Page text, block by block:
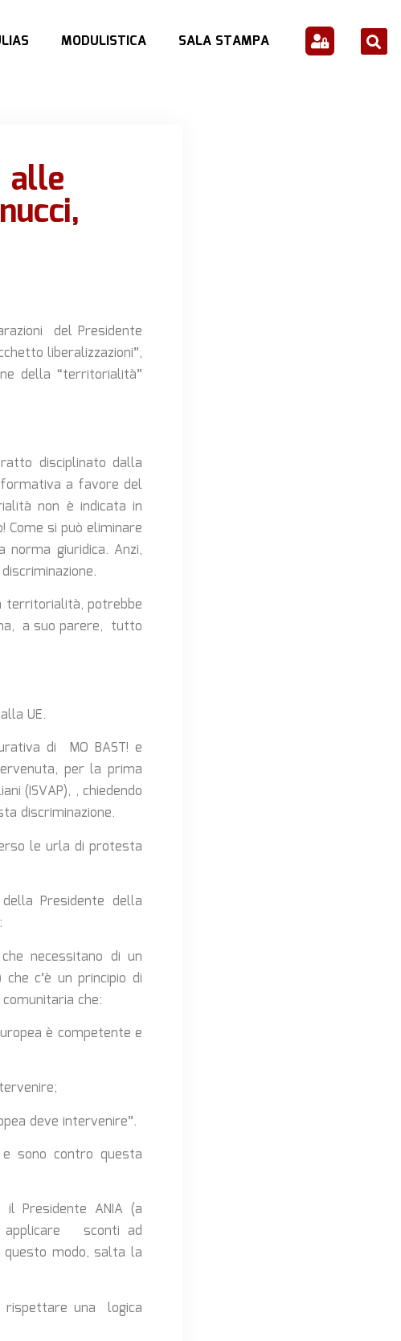
MODULISTICA SALA STAMPA
alle
del Presidente
liberalizzazioni”,
della “territorialità”
disciplinato dalla
a favore del
non è indicata in
Come si può eliminare
giuridica. Anzi,
territorialità, potrebbe
a suo parere, tutto
UE.
di MO BAST! e
per la prima
(ISVAP), , chiedendo
discriminazione.
le urla di protesta
Presidente della
necessitano di un
c’è un principio di
che:
è competente e
deve intervenire”.
sono contro questa
Presidente ANIA (a
applicare sconti ad
modo, salta la
rispettare una logica